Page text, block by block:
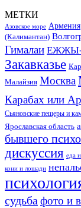
МЕТКИ
Азовское море Армения
(Калимантан)
Гималаи ЕЖЖЫ-
Закавказье
Малайзия Москва
Карабах или
Сьяновские пещеры и
Ярославская область
бывшего
дискуссия еда
кони и лошади
судьба фото и